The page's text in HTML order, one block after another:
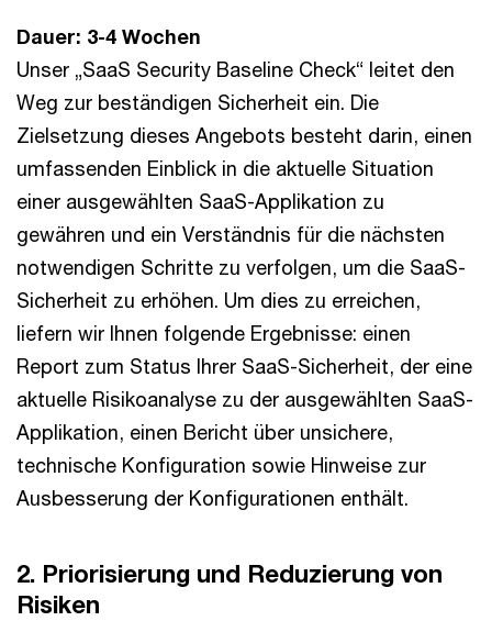
Dauer: 3-4 Wochen
Unser „SaaS Security Baseline Check“ leitet den
Weg zur beständigen Sicherheit ein. Die
Zielsetzung dieses Angebots besteht darin, einen
umfassenden Einblick in die aktuelle Situation
einer ausgewählten SaaS-Applikation zu
gewähren und ein Verständnis für die nächsten
notwendigen Schritte zu verfolgen, um die SaaS-
Sicherheit zu erhöhen. Um dies zu erreichen,
liefern wir Ihnen folgende Ergebnisse: einen
Report zum Status Ihrer SaaS-Sicherheit, der eine
aktuelle Risikoanalyse zu der ausgewählten SaaS-
Applikation, einen Bericht über unsichere,
technische Konfiguration sowie Hinweise zur
Ausbesserung der Konfigurationen enthält.
2. Priorisierung und Reduzierung von
Risiken